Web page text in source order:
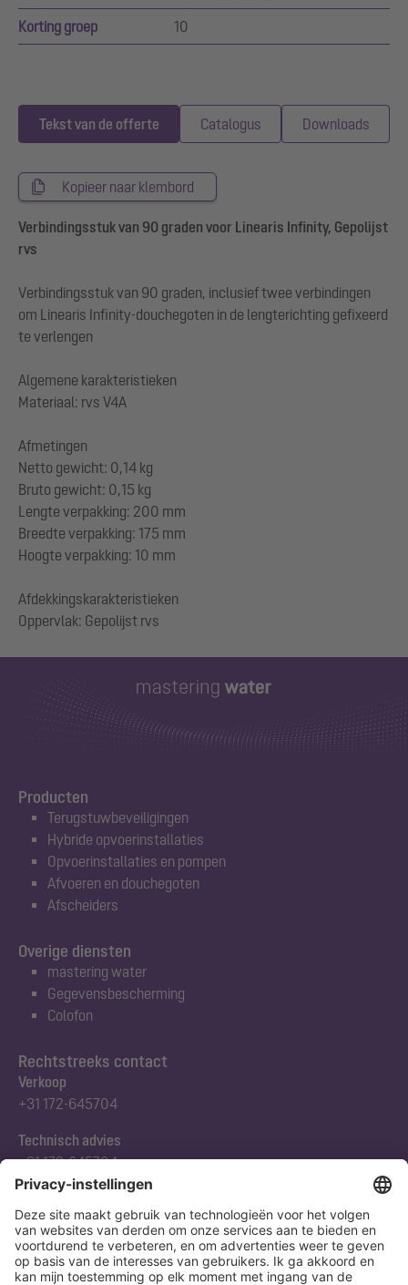
Korting groep 10
Tekst van de offerte Catalogus Downloads
Kopieer naar klembord
Verbindingsstuk van 90 graden voor Linearis Infinity, Gepolijst
rvs
Verbindingsstuk van 90 graden, inclusief twee verbindingen
om Linearis Infinity-douchegoten in de lengterichting gefixeerd
te verlengen
Algemene karakteristieken
Materiaal: rvs V4A
Afmetingen
Netto gewicht: 0,14 kg
Bruto gewicht: 0,15 kg
Lengte verpakking: 200 mm
Breedte verpakking: 175 mm
Hoogte verpakking: 10 mm
Afdekkingskarakteristieken
Producten
Terugstuwbeveiligingen
Hybride opvoerinstallaties
Opvoerinstallaties en pompen
Afvoeren en douchegoten
Afscheiders
Rechtstreeks contact
Verkoop
+31 172-645704
Technisch advies
+31 172-645704
Abonneert u zich op onze nieuwsbrief
Nu aanmelden
Overige diensten
mastering water
Gegevensbescherming
Colofon